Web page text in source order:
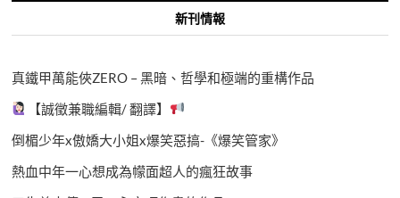
新刊情報
真鐵甲萬能俠ZERO – 黑暗、哲學和極端的重構作品
【誠徵兼職編輯/ 翻譯】
倒楣少年x傲嬌大小姐x爆笑惡搞-《爆笑管家》
熱血中年一心想成為幪面超人的瘋狂故事